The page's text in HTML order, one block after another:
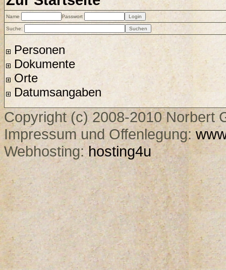
Name Passwort
Suche:
Personen
Dokumente
Orte
Datumsangaben
Copyright (c) 2008-2010 Norbert
Impressum und Offenlegung:
Webhosting:hosting4u